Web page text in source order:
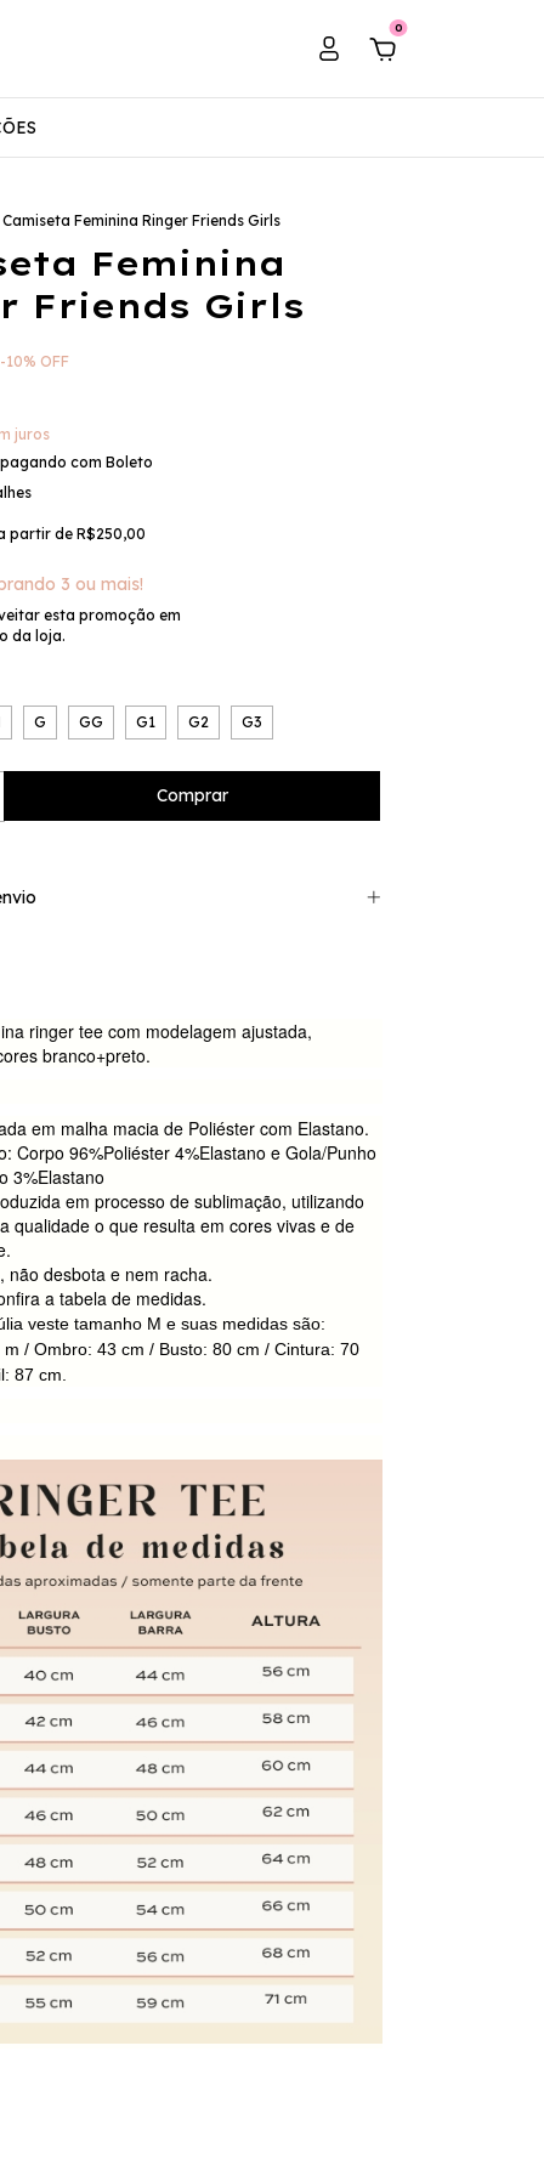
0
Camiseta Feminina Ringer Friends Girls
Feminina
Friends Girls
-10% OFF
juros
com Boleto
partir deR$250,00
3 ou mais!
esta promoção em
da loja.
G GG G1 G2 G3
ringer tee com modelagem ajustada,
branco+preto.
em malha macia de Poliéster com Elastano.
Corpo 96%Poliéster 4%Elastano e Gola/Punho
3%Elastano
em processo de sublimação, utilizando
qualidade o que resulta em cores vivas e de
não desbota e nem racha.
a tabela de medidas.
veste tamanho M e suas medidas são:
m / Ombro: 43 cm / Busto: 80 cm / Cintura: 70
87 cm.